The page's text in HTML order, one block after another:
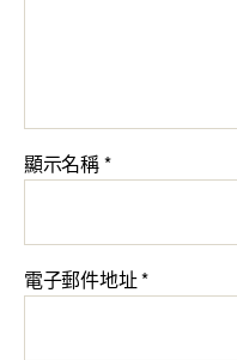
顯示名稱*
電子郵件地址*